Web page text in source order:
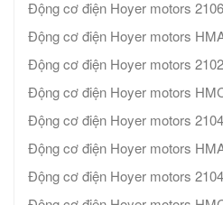
Động cơ điện Hoyer motors
Động cơ điện Hoyer motors
Động cơ điện Hoyer motors
Động cơ điện Hoyer motors
Động cơ điện Hoyer motors
Động cơ điện Hoyer motors
Động cơ điện Hoyer motors